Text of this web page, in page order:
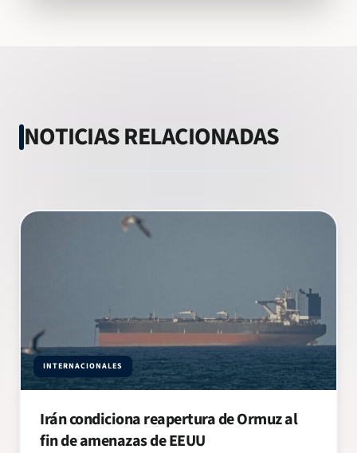
NOTICIAS RELACIONADAS
INTERNACIONALES
Irán condiciona reapertura de Ormuz al
fin de amenazas de EEUU